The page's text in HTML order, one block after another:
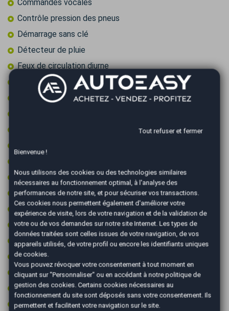
Commandes vocales
Contrôle pression des pneus
Démarrage sans clé
Détecteur de pluie
Feux de circulation diurne
Feux LED
Fixations ISOFIX
Limiteur de vitesse
Palettes au volant
Peinture integrale
Prise 12v
Prise audio USB
Reconnaissance des panneaux de signalisation
Régulateur de vitesse
Rétroviseurs électriques
Rétroviseurs rabattables électriquement
Tout refuser et fermer
Bienvenue !
Nous utilisons des cookies ou des technologies similaires
nécessaires au fonctionnement optimal, à l'analyse des
performances de notre site, et pour sécuriser vos transactions.
Ces cookies nous permettent également d'améliorer votre
expérience de visite, lors de votre navigation et de la validation de
votre ou de vos demandes sur notre site Internet. Les types de
données traitées sont celles issues de votre navigation, de vos
appareils utilisés, de votre profil ou encore les identifiants uniques
de cookies.
Vous pouvez révoquer votre consentement à tout moment en
cliquant sur "Personnaliser" ou en accédant à notre politique de
gestion des cookies. Certains cookies nécessaires au
fonctionnement du site sont déposés sans votre consentement. Ils
permettent et facilitent votre navigation sur le site.